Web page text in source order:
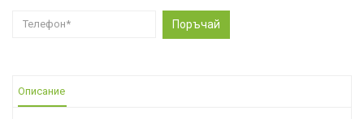
Поръчай
Описание